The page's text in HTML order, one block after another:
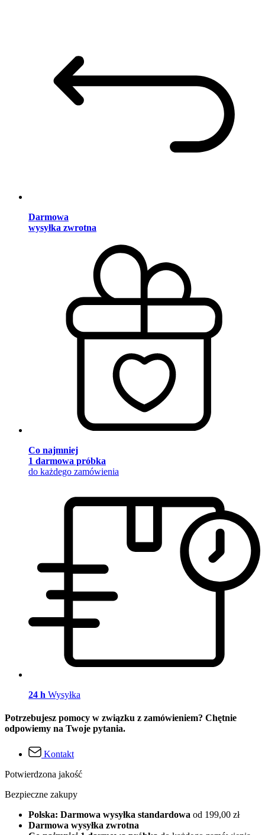
Darmowa
wysyłka zwrotna
Co najmniej
1 darmowa próbka
do każdego zamówienia
24 h Wysyłka
Potrzebujesz pomocy w związku z zamówieniem? Chętnie
odpowiemy na Twoje pytania.
Kontakt
Potwierdzona jakość
Bezpieczne zakupy
Polska: Darmowa wysyłka standardowa od 199,00 zł
Darmowa wysyłka zwrotna